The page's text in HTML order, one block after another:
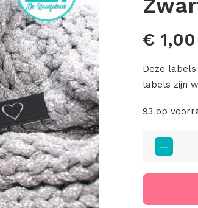
€ 1,00
Deze
labels zijn
93 op
Strijk
Label
Hartje